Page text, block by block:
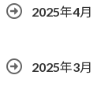
2025年4月
2025年3月